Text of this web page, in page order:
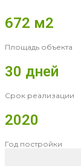
672 м2
Площадь объекта
30 дней
Срок реализации
2020
Год постройки